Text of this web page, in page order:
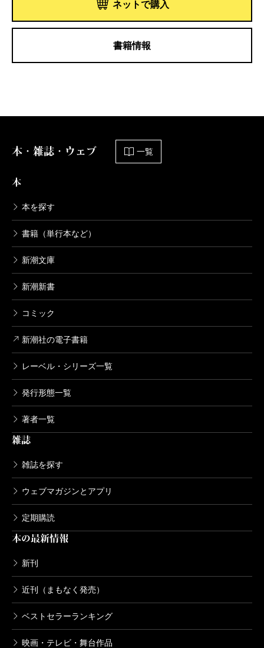
ネットで購入
書籍情報
本・雑誌・ウェブ 一覧
本
本を探す
書籍（単行本など）
新潮文庫
新潮新書
コミック
新潮社の電子書籍
レーベル・シリーズ一覧
発行形態一覧
著者一覧
雑誌
雑誌を探す
ウェブマガジンとアプリ
定期購読
本の最新情報
新刊
近刊（まもなく発売）
ベストセラーランキング
映画・テレビ・舞台作品